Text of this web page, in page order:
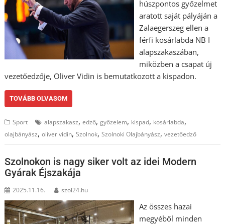
húszpontos győzelmet
aratott saját pályáján a
Zalaegerszeg ellen a
férfi kosárlabda NB I
alapszakaszában,
miközben a csapat új
vezetőedzője, Oliver Vidin is bemutatkozott a kispadon.
TOVÁBB OLVASOM
Sport alapszakasz,edző,győzelem, kispad, kosárlabda,
olajbányász,oliver vidin,Szolnok,Szolnoki Olajbányász,vezetőedző
Szolnokon is nagy siker volt az idei Modern
Gyárak Éjszakája
2025.11.16. szol24.hu
Az összes hazai
megyéből minden